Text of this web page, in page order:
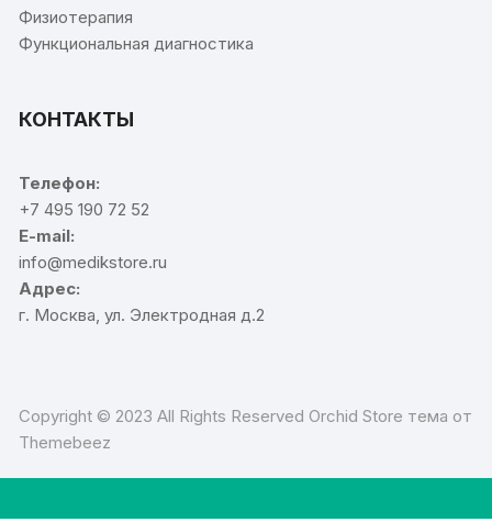
Физиотерапия
Функциональная диагностика
КОНТАКТЫ
Телефон:
+7 495 190 72 52
E-mail:
info@medikstore.ru
Адрес:
г. Москва, ул. Электродная д.2
Copyright © 2023 All Rights Reserved Orchid Store тема от
Themebeez